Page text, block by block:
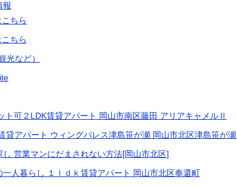
報
ちら
ちら
光など）
ト可２LDK賃貸アパート 岡山市南区藤田 アリアキャメルⅡ
貸アパート ウィングパレス津島笹が瀬 岡山市北区津島笹が瀬
し 営業マンにだまされない方法[岡山市北区]
一人暮らし １ｌｄｋ賃貸アパート 岡山市北区奉還町